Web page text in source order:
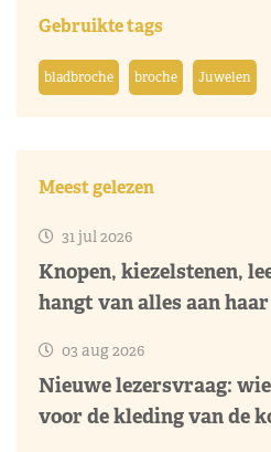
Gebruikte tags
bladbroche broche Juwelen
Meest gelezen
31 jul 2026
Knopen, kiezelstenen,
hangt van alles aan
03 aug 2026
Nieuwe lezersvraag:
voor de kleding van de